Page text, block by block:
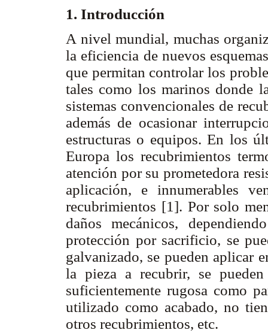
1. Introducción
A nivel mundial, muchas
la eficiencia de nuevos
que permitan controlar los
tales como los marinos donde
sistemas convencionales de
además de ocasionar
estructuras o equipos. En los
Europa los recubrimientos
atención por su prometedora
aplicación, e innumerables
recubrimientos [1]. Por solo
daños mecánicos,
protección por sacrificio, se
galvanizado, se pueden aplicar
la pieza a recubrir, se
suficientemente rugosa como
utilizado como acabado, no
otros recubrimientos, etc.